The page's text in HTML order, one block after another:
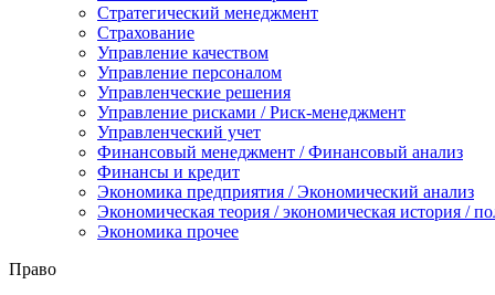
Стратегический менеджмент
Страхование
Управление качеством
Управление персоналом
Управленческие решения
Управление рисками / Риск-менеджмент
Управленческий учет
Финансовый менеджмент / Финансовый анализ
Финансы и кредит
Экономика предприятия / Экономический анализ
Экономическая теория / экономическая история /
Экономика прочее
Право